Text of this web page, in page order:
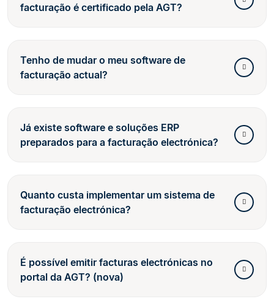
facturação é certificado pela AGT?
Tenho de mudar o meu software de
facturação actual?
Já existe software e soluções ERP
preparados para a facturação electrónica?
Quanto custa implementar um sistema de
facturação electrónica?
É possível emitir facturas electrónicas no
portal da AGT? (nova)